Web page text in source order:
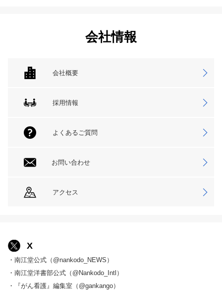
会社情報
会社概要
採用情報
よくあるご質問
お問い合わせ
アクセス
X
・南江堂公式（@nankodo_NEWS）
・南江堂洋書部公式（@Nankodo_Intl）
・『がん看護』編集室（@gankango）